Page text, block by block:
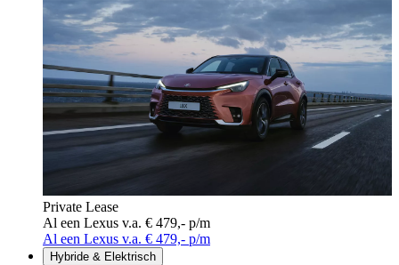
Private Lease
Al een Lexus v.a. € 479,- p/m
Al een Lexus v.a. € 479,- p/m
Hybride & Elektrisch